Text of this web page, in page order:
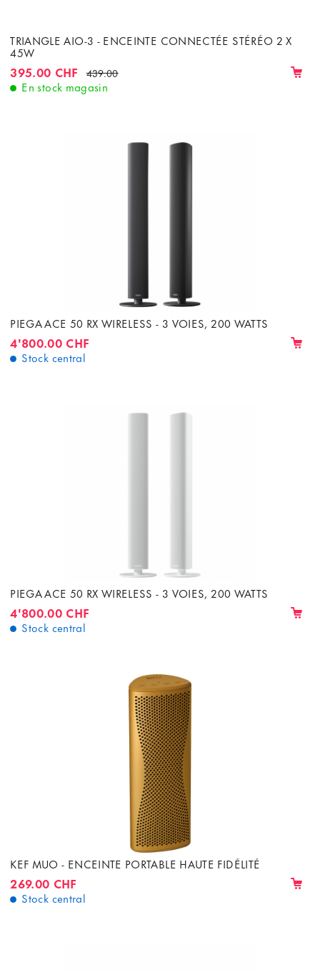
TRIANGLE AIO-3 - ENCEINTE CONNECTÉE STÉRÉO 2 X
45W
395.00 CHF 439.00
En stock magasin
PIEGA ACE 50 RX WIRELESS - 3 VOIES, 200 WATTS
4'800.00 CHF
Stock central
PIEGA ACE 50 RX WIRELESS - 3 VOIES, 200 WATTS
4'800.00 CHF
Stock central
KEF MUO - ENCEINTE PORTABLE HAUTE FIDÉLITÉ
269.00 CHF
Stock central